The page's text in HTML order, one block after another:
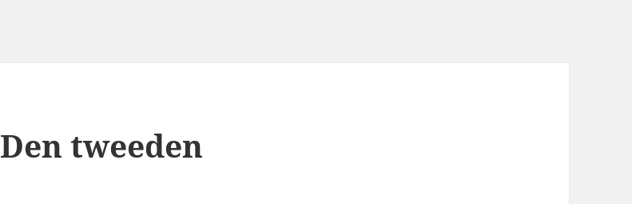
Den tweeden